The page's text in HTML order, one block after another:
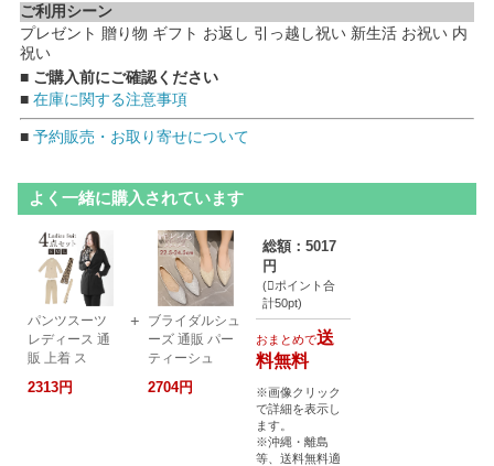
ご利用シーン
プレゼント 贈り物 ギフト お返し 引っ越し祝い 新生活 お祝い 内
祝い
■ ご購入前にご確認ください
■ 在庫に関する注意事項
■ 予約販売・お取り寄せについて